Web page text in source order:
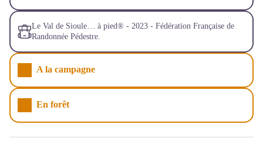
Le Val de Sioule… à pied® - 2023 - Fédération Française de
Randonnée Pédestre.
A la campagne
En forêt